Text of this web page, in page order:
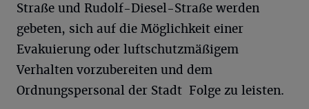
Straße und Rudolf-Diesel-Straße werden
gebeten, sich auf die Möglichkeit einer
Evakuierung oder luftschutzmäßigem
Verhalten vorzubereiten und dem
Ordnungspersonal der Stadt Folge zu leisten.